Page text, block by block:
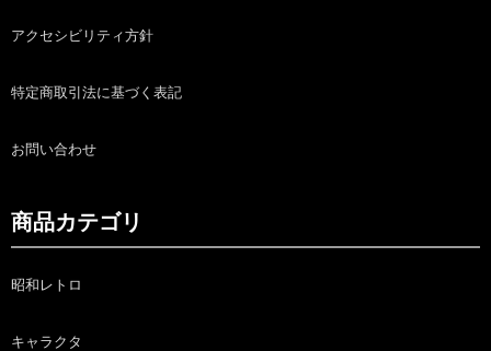
アクセシビリティ方針
特定商取引法に基づく表記
お問い合わせ
商品カテゴリ
昭和レトロ
キャラクタ